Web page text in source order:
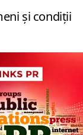
şi condiţii